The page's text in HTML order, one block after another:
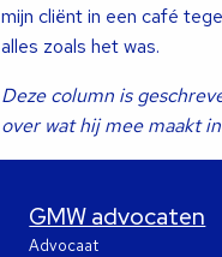
mijn cliënt in een café
alles zoals het was.
Deze column is
over wat hij mee maakt
GMW advocaten
Advocaat